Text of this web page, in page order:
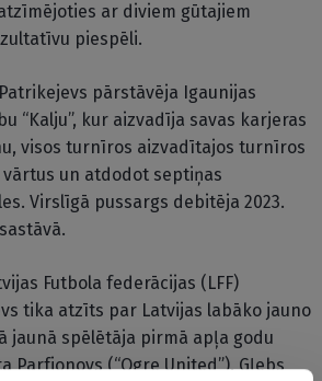
ar diviem gūtajiem
piespēli.
pārstāvēja Igaunijas
“Kalju”, kur aizvadīja savas karjeras
visos turnīros aizvadītajos turnīros
un atdodot septiņas
Virslīgā pussargs debitēja 2023.
Futbola federācijas (LFF)
tika atzīts par Latvijas labāko jauno
jaunā spēlētāja pirmā apļa godu
Parfjonovs (“Ogre United”), Gļebs